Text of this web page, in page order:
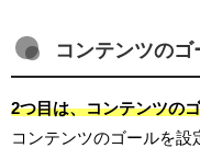
コンテンツの
2つ目は、コンテンツの
コンテンツのゴールを設